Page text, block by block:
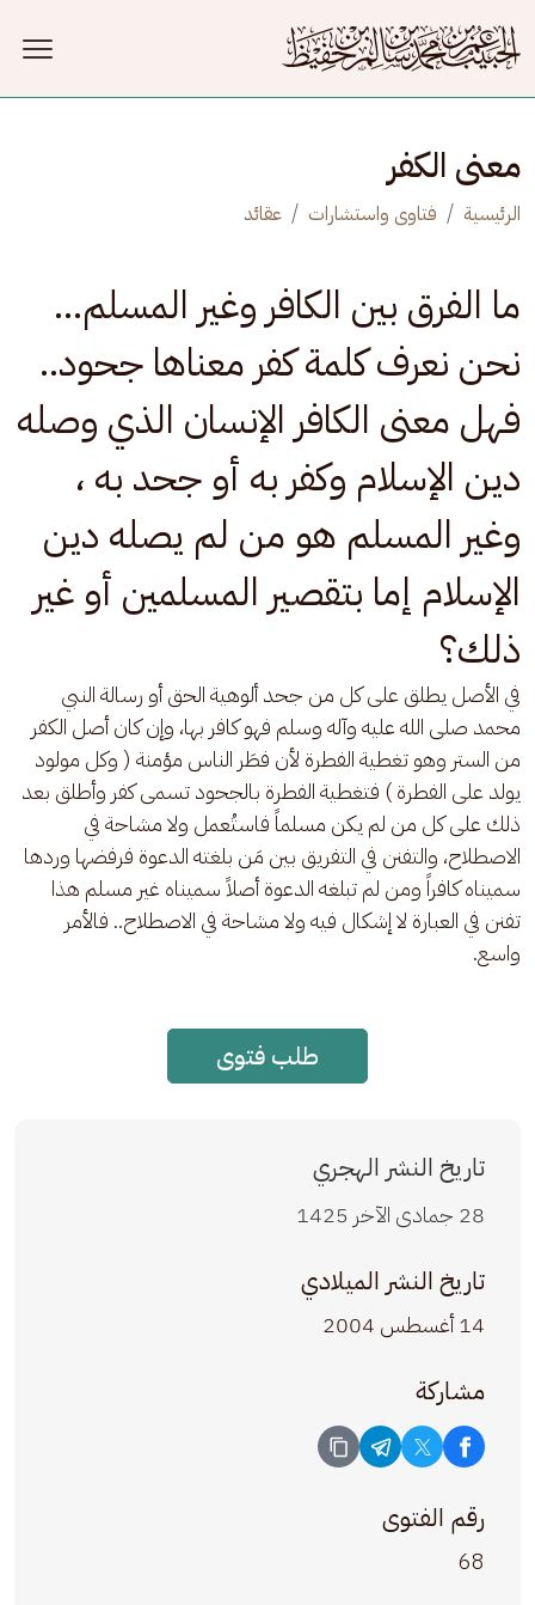
معنى الكفر
الرئيسية فتاوى واستشارات عقائد
ما الفرق بين الكافر وغير المسلم...
نحن نعرف كلمة كفر معناها جحود..
فهل معنى الكافر الإنسان الذي وصله
دين الإسلام وكفر به أو جحد به ،
وغير المسلم هو من لم يصله دين
الإسلام إما بتقصير المسلمين أو غير
ذلك؟
في الأصل يطلق على كل من جحد ألوهية الحق أو رسالة النبي
محمد صلى الله عليه وآله وسلم فهو كافر بها، وإن كان أصل الكفر
من الستر وهو تغطية الفطرة لأن فطَر الناس مؤمنة ( وكل مولود
يولد على الفطرة ) فتغطية الفطرة بالجحود تسمى كفر وأطلق بعد
ذلك على كل من لم يكن مسلماً فاستُعمل ولا مشاحة في
الاصطلاح، والتفنن في التفريق بين مَن بلغته الدعوة فرفضها وردها
سميناه كافراً ومن لم تبلغه الدعوة أصلاً سميناه غير مسلم هذا
تفنن في العبارة لا إشكال فيه ولا مشاحة في الاصطلاح.. فالأمر
واسع.
طلب فتوى
تاريخ النشر الهجري
28 جمادى الآخر 1425
تاريخ النشر الميلادي
14 أغسطس 2004
مشاركة
رقم الفتوى
68